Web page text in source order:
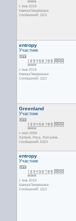
с янв 2019
Кавказ/Закавказье
Сообщений: 1113
entropy
Участник
с янв 2019
Кавказ/Закавказье
Сообщений: 1113
Greenland
Участник
с июл 2009
Латвия, Рига. Латгалия.
Сообщений: 5323
entropy
Участник
с янв 2019
Кавказ/Закавказье
Сообщений: 1113